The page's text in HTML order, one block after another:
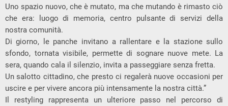
Uno spazio nuovo, che è mutato, ma che mutando è rimasto ciò
che era: luogo di memoria, centro pulsante di servizi della
nostra comunità.
Di giorno, le panche invitano a rallentare e la stazione sullo
sfondo, tornata visibile, permette di sognare nuove mete. La
sera, quando cala il silenzio, invita a passeggiare senza fretta.
Un salotto cittadino, che presto ci regalerà nuove occasioni per
uscire e per vivere ancora più intensamente la nostra città.”
Il restyling rappresenta un ulteriore passo nel percorso di